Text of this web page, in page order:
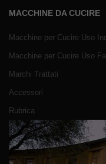
MACCHINE DA CUCIRE
Macchine per Cucire Uso
Macchine per Cucire Uso
Marchi Trattati
Accessori
Rubrica